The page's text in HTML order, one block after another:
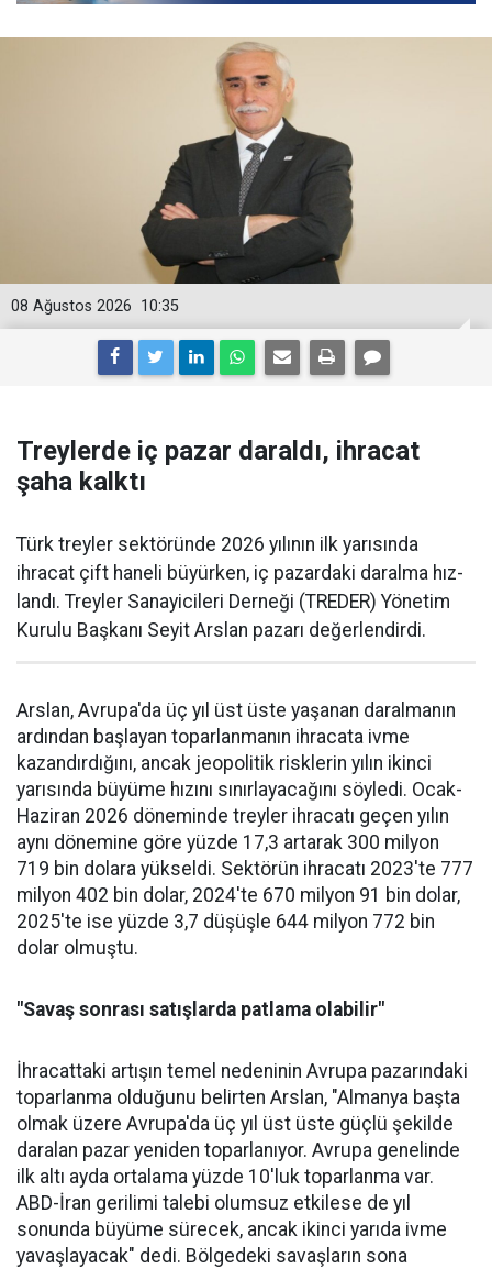
10:35
08 Ağustos 2026
Treylerde iç pazar daraldı, ihracat
şaha kalktı
Türk treyler sektöründe 2026 yılının ilk yarısın­da
ihracat çift haneli bü­yürken, iç pazardaki daralma hız­
landı. Treyler Sanayicileri Der­neği (TREDER) Yönetim
Kurulu Başkanı Seyit Arslan pazarı değerlendirdi.
Arslan, Avrupa'da üç yıl üst üste yaşanan daralma­nın
ardından başlayan toparlan­manın ihracata ivme
kazandır­dığını, ancak jeopolitik riskle­rin yılın ikinci
yarısında büyüme hızını sınırlayacağını söyledi. Ocak-
Haziran 2026 döneminde treyler ihracatı geçen yılın
aynı dönemine göre yüzde 17,3 artarak 300 milyon
719 bin dolara yüksel­di. Sektörün ihracatı 2023'te 777
milyon 402 bin dolar, 2024'te 670 milyon 91 bin dolar,
2025'te ise yüzde 3,7 düşüşle 644 milyon 772 bin
dolar olmuştu.
"Savaş sonrası satışlarda patlama olabilir"
İhracattaki artışın temel nede­ninin Avrupa pazarındaki
topar­lanma olduğunu belirten Arslan, "Almanya başta
olmak üzere Av­rupa'da üç yıl üst üste güçlü şe­kilde
daralan pazar yeniden to­parlanıyor. Avrupa genelinde
ilk altı ayda ortalama yüzde 10'luk toparlanma var.
ABD-İran geri­limi talebi olumsuz etkilese de yıl
sonunda büyüme sürecek, ancak ikinci yarıda ivme
yavaşlayacak" dedi. Bölgedeki savaşların sona